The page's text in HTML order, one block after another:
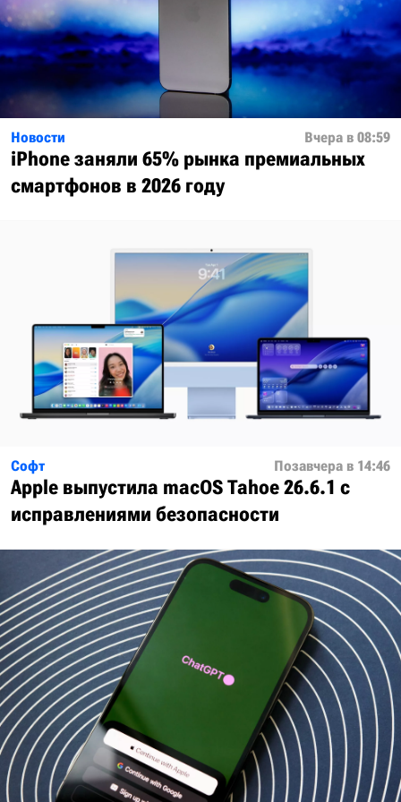
Новости Вчера в 08:59
iPhone заняли 65% рынка премиальных
смартфонов в 2026 году
Софт Позавчера в 14:46
Apple выпустила macOS Tahoe 26.6.1 с
исправлениями безопасности